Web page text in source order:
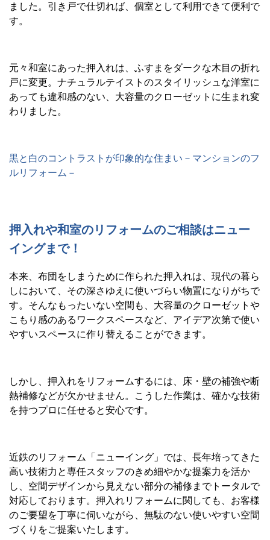
ました。引き戸で仕切れば、個室として利用できて便利で
す。
元々和室にあった押入れは、ふすまをダークな木目の折れ
戸に変更。ナチュラルテイストのスタイリッシュな洋室に
あっても違和感のない、大容量のクローゼットに生まれ変
わりました。
黒と白のコントラストが印象的な住まい－マンションのフ
ルリフォーム－
押入れや和室のリフォームのご相談はニュー
イングまで！
本来、布団をしまうために作られた押入れは、現代の暮ら
しにおいて、その深さゆえに使いづらい物置になりがちで
す。そんなもったいない空間も、大容量のクローゼットや
こもり感のあるワークスペースなど、アイデア次第で使い
やすいスペースに作り替えることができます。
しかし、押入れをリフォームするには、床・壁の補強や断
熱補修などが欠かせません。こうした作業は、確かな技術
を持つプロに任せると安心です。
近鉄のリフォーム「ニューイング」では、長年培ってきた
高い技術力と専任スタッフのきめ細やかな提案力を活か
し、空間デザインから見えない部分の補修までトータルで
対応しております。押入れリフォームに関しても、お客様
のご要望を丁寧に伺いながら、無駄のない使いやすい空間
づくりをご提案いたします。